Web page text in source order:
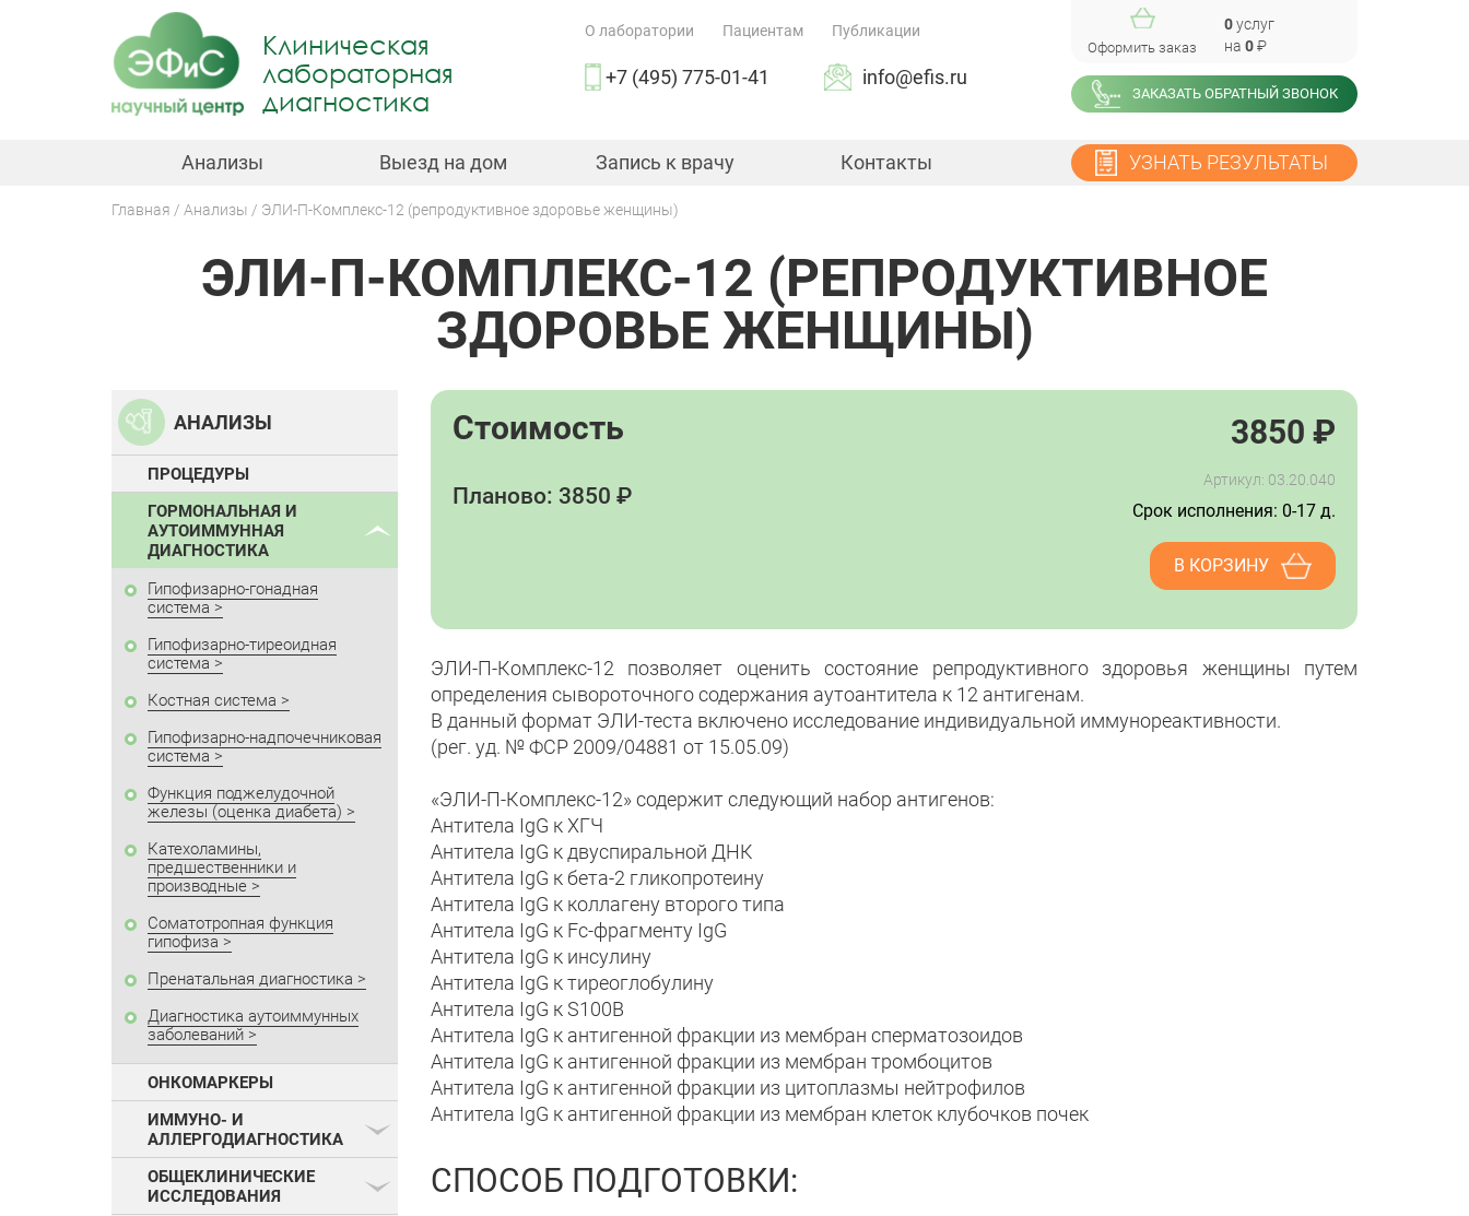
Клиническая
лабораторная
диагностика
О лаборатории Пациентам Публикации
+7 (495) 775-01-41 info@efis.ru
Оформить заказ
0услуг
на 0₽
ЗАКАЗАТЬ ОБРАТНЫЙ ЗВОНОК
Анализы Выезд на дом Запись к врачу Контакты УЗНАТЬ РЕЗУЛЬТАТЫ
Главная Анализы ЭЛИ-П-Комплекс-12 (репродуктивное здоровье женщины)
ЭЛИ-П-КОМПЛЕКС-12 (РЕПРОДУКТИВНОЕ
ЗДОРОВЬЕ ЖЕНЩИНЫ)
АНАЛИЗЫ
ПРОЦЕДУРЫ
ГОРМОНАЛЬНАЯ И
АУТОИММУННАЯ
ДИАГНОСТИКА
Гипофизарно-гонадная
система
Гипофизарно-тиреоидная
система
Костная система
Гипофизарно-надпочечниковая
система
Функция поджелудочной
железы (оценка диабета)
Катехоламины,
предшественники и
производные
Соматотропная функция
гипофиза
Пренатальная диагностика
Диагностика аутоиммунных
заболеваний
ОНКОМАРКЕРЫ
ИММУНО- И
АЛЛЕРГОДИАГНОСТИКА
ОБЩЕКЛИНИЧЕСКИЕ
ИССЛЕДОВАНИЯ
Стоимость 3850 ₽
Планово: 3850 ₽
Артикул: 03.20.040
Срок исполнения: 0-17 д.
В КОРЗИНУ
ЭЛИ-П-Комплекс-12 позволяет оценить состояние репродуктивного здоровья женщины путем
определения сывороточного содержания аутоантитела к 12 антигенам.
В данный формат ЭЛИ-теста включено исследование индивидуальной иммунореактивности.
(рег. уд. № ФСР 2009/04881 от 15.05.09)
«ЭЛИ-П-Комплекс-12» содержит следующий набор антигенов:
Антитела IgG к ХГЧ
Антитела IgG к двуспиральной ДНК
Антитела IgG к бета-2 гликопротеину
Антитела IgG к коллагену второго типа
Антитела IgG к Fc-фрагменту IgG
Антитела IgG к инсулину
Антитела IgG к тиреоглобулину
Антитела IgG к S100B
Антитела IgG к антигенной фракции из мембран сперматозоидов
Антитела IgG к антигенной фракции из мембран тромбоцитов
Антитела IgG к антигенной фракции из цитоплазмы нейтрофилов
Антитела IgG к антигенной фракции из мембран клеток клубочков почек
СПОСОБ ПОДГОТОВКИ: